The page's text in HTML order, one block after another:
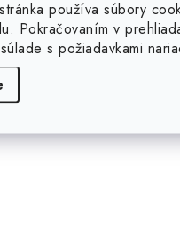
používa súbory
Pokračovaním v
s požiadavkami